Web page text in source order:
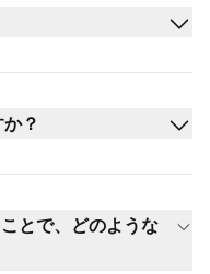
？
とで、どのような